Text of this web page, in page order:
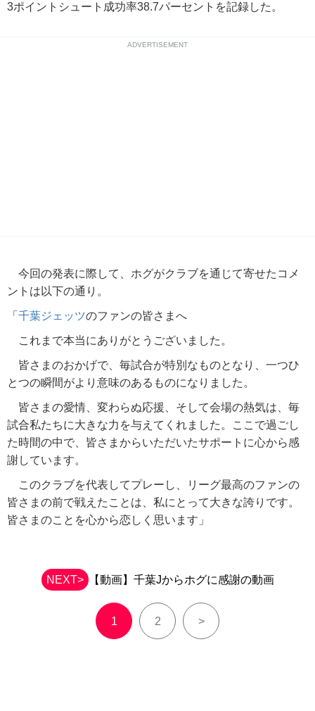
3ポイントシュート成功率38.7パーセントを記録した。
ADVERTISEMENT
今回の発表に際して、ホグがクラブを通じて寄せたコメ
ントは以下の通り。
「 千葉ジェッツのファンの皆さまへ
これまで本当にありがとうございました。
皆さまのおかげで、毎試合が特別なものとなり、一つひ
とつの瞬間がより意味のあるものになりました。
皆さまの愛情、変わらぬ応援、そして会場の熱気は、毎
試合私たちに大きな力を与えてくれました。ここで過ごし
た時間の中で、皆さまからいただいたサポートに心から感
謝しています。
このクラブを代表してプレーし、リーグ最高のファンの
皆さまの前で戦えたことは、私にとって大きな誇りです。
皆さまのことを心から恋しく思います」
NEXT> 【動画】千葉Jからホグに感謝の動画
1 2 >